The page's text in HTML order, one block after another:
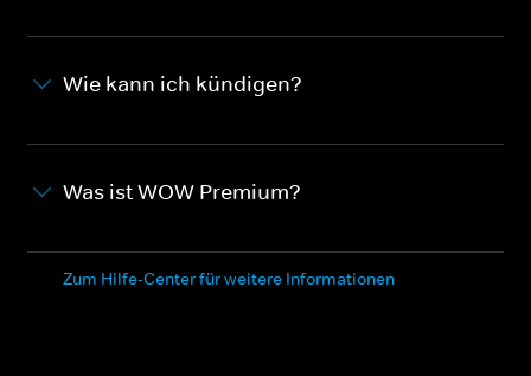
Wie kann ich kündigen?
Was ist WOW Premium?
Zum Hilfe-Center für weitere Informationen